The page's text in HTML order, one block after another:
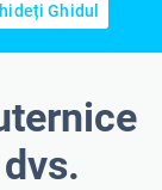
Ghidul